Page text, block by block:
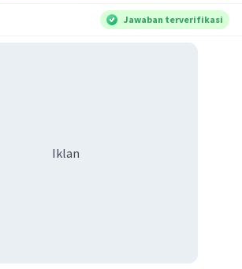
Jawaban terverifikasi
Iklan